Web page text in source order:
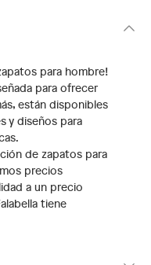
para hombre!
para ofrecer
están disponibles
y diseños para
de zapatos para
precios
a un precio
tiene